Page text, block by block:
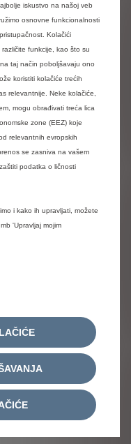
PLUS ëLektrični 100
iskustvo na našoj veb
osnovne funkcionalnosti
Kolačići
funkcije, kao što su
taj način poboljšavaju ono
koristiti kolačiće trećih
relevantnije. Neke kolačiće,
mogu obrađivati treća lica
zone (EEZ) koje
relevantnih evropskih
se zasniva na vašem
podatka o ličnosti
i kako ih upravljati, možete
'Upravljaj mojim